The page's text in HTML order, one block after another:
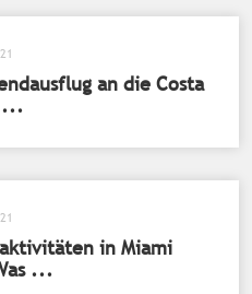
an die Costa
...
in Miami
...